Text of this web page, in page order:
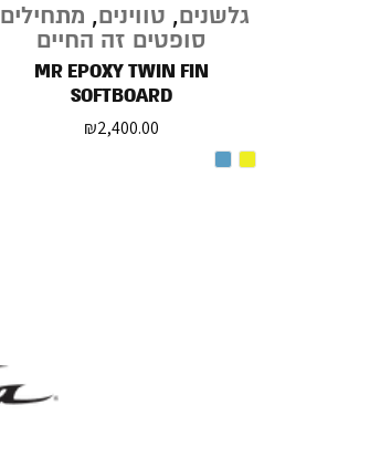
גלשנים, טווינים, מתחילים
סופטים זה החיים
MR EPOXY TWIN FIN
SOFTBOARD
₪2,400.00